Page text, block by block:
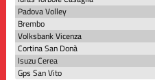
Padova Volley
Brembo
Volksbank Vicenza
Cortina San Donà
Isuzu Cerea
Gps San Vito